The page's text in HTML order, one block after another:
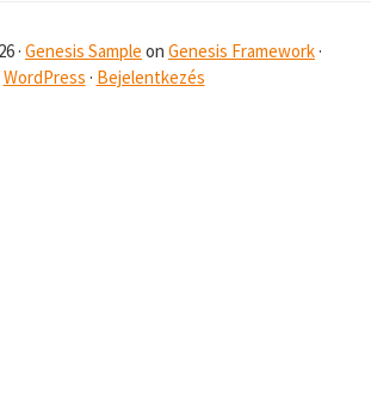
· Genesis Sample on Genesis Framework ·
WordPress · Bejelentkezés